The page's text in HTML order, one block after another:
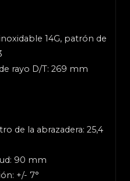
14G, patrón de
rayo D/T: 269 mm
de la abrazadera: 25,4
90 mm
+/- 7°